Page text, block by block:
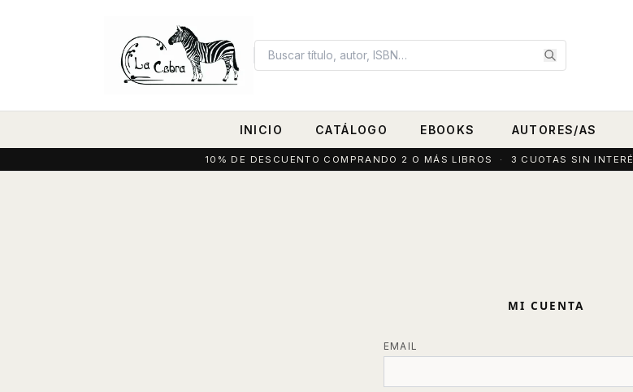
INICIO CATÁLOGO EBOOKS AUTORES/AS
10% DE DESCUENTO COMPRANDO 2 O MÁS LIBROS · 3 CUOTAS SIN
MI CUENTA
EMAIL